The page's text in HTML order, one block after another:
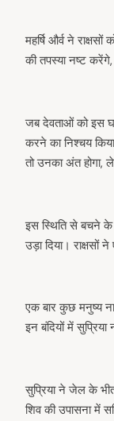
महर्षि और्व ने
की तपस्या नष्ट करेंगे,
जब देवताओं को इस
करने का निश्चय
तो उनका अंत होगा,
इस स्थिति से बचने
उड़ा दिया। राक्षसों
एक बार कुछ मनुष्य
इन बंदियों में
सुप्रिया ने जेल के
शिव की उपासना में